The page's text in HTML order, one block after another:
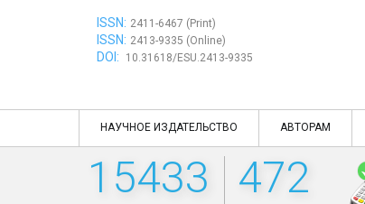
ISSN: 2411-6467 (Print)
ISSN: 2413-9335 (Online)
DOI: 10.31618/ESU.2413-9335
НАУЧНОЕ ИЗДАТЕЛЬСТВО АВТОРАМ
15433 472